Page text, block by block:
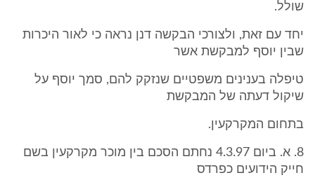
שולל.
יחד עם זאת, ולצורכי הבקשה דנן נראה כי לאור היכרות
שבין יוסף למבקשת אשר
טיפלה בענינים משפטיים שנזקק להם, סמך יוסף על
שיקול דעתה של המבקשת
בתחום המקרקעין.
8. א. ביום 4.3.97 נחתם הסכם בין מוכר מקרקעין בשם
חייק הידועים כפרדס